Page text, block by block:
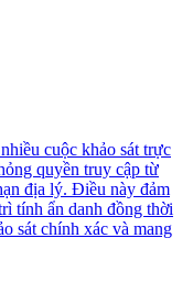
cuộc khảo sát trực
quyền truy cập từ
địa lý. Điều này đảm
tính ẩn danh đồng thời
sát chính xác và mang